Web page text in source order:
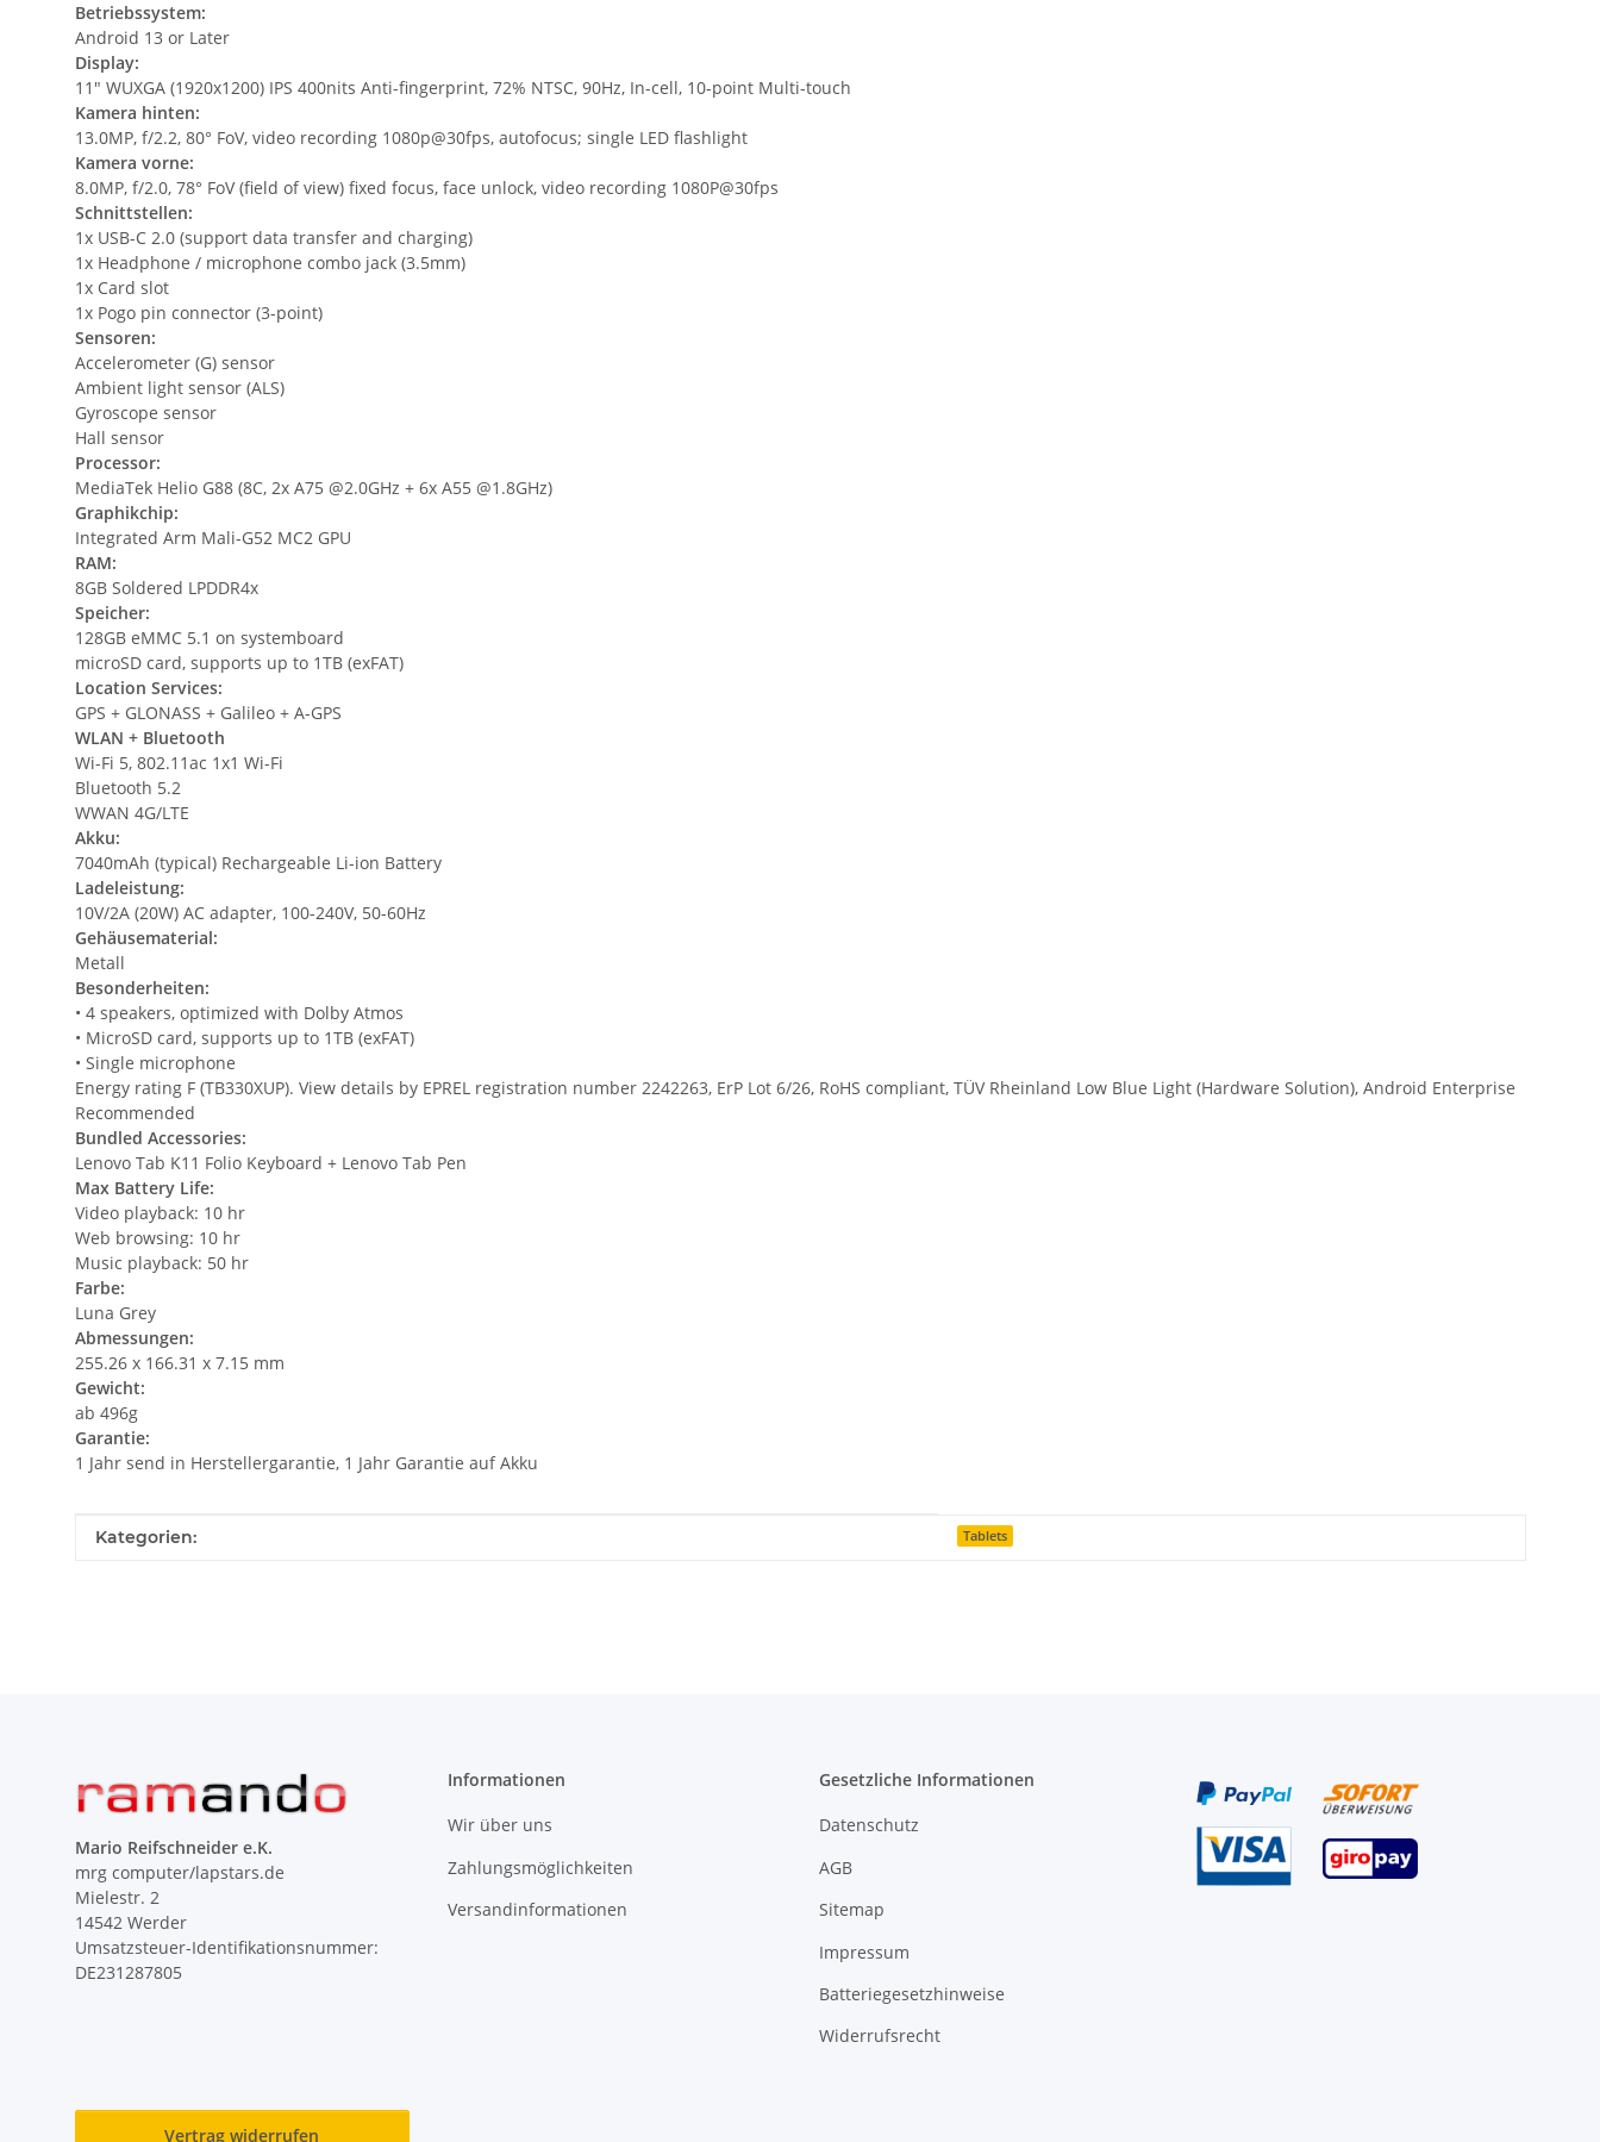
Betriebssystem:
Android 13 or Later
Display:
11" WUXGA (1920x1200) IPS 400nits Anti-fingerprint, 72% NTSC, 90Hz, In-cell, 10-point Multi-touch
Kamera hinten:
13.0MP, f/2.2, 80° FoV, video recording 1080p@30fps, autofocus; single LED flashlight
Kamera vorne:
8.0MP, f/2.0, 78° FoV (field of view) fixed focus, face unlock, video recording 1080P@30fps
Schnittstellen:
1x USB-C 2.0 (support data transfer and charging)
1x Headphone / microphone combo jack (3.5mm)
1x Card slot
1x Pogo pin connector (3-point)
Sensoren:
Accelerometer (G) sensor
Ambient light sensor (ALS)
Gyroscope sensor
Hall sensor
Processor:
MediaTek Helio G88 (8C, 2x A75 @2.0GHz + 6x A55 @1.8GHz)
Graphikchip:
Integrated Arm Mali-G52 MC2 GPU
RAM:
8GB Soldered LPDDR4x
Speicher:
128GB eMMC 5.1 on systemboard
microSD card, supports up to 1TB (exFAT)
Location Services:
GPS + GLONASS + Galileo + A-GPS
WLAN + Bluetooth
Wi-Fi 5, 802.11ac 1x1 Wi-Fi
Bluetooth 5.2
WWAN 4G/LTE
Akku:
7040mAh (typical) Rechargeable Li-ion Battery
Ladeleistung:
10V/2A (20W) AC adapter, 100-240V, 50-60Hz
Gehäusematerial:
Metall
Besonderheiten:
• 4 speakers, optimized with Dolby Atmos
• MicroSD card, supports up to 1TB (exFAT)
• Single microphone
Energy rating F (TB330XUP). View details by EPREL registration number 2242263, ErP Lot 6/26, RoHS compliant, TÜV Rheinland Low Blue Light (Hardware Solution), Android Enterprise
Recommended
Bundled Accessories:
Lenovo Tab K11 Folio Keyboard + Lenovo Tab Pen
Max Battery Life:
Video playback: 10 hr
Web browsing: 10 hr
Music playback: 50 hr
Farbe:
Luna Grey
Abmessungen:
255.26 x 166.31 x 7.15 mm
Gewicht:
ab 496g
Garantie:
1 Jahr send in Herstellergarantie, 1 Jahr Garantie auf Akku
Produkteigenschaft
Wert
Kategorien: Tablets
Mario Reifschneider e.K.
mrg computer/lapstars.de
Mielestr. 2
14542 Werder
Umsatzsteuer-Identifikationsnummer:
DE231287805
Informationen
Wir über uns
Zahlungsmöglichkeiten
Versandinformationen
Gesetzliche Informationen
Datenschutz
AGB
Sitemap
Impressum
Batteriegesetzhinweise
Widerrufsrecht
Vertrag widerrufen